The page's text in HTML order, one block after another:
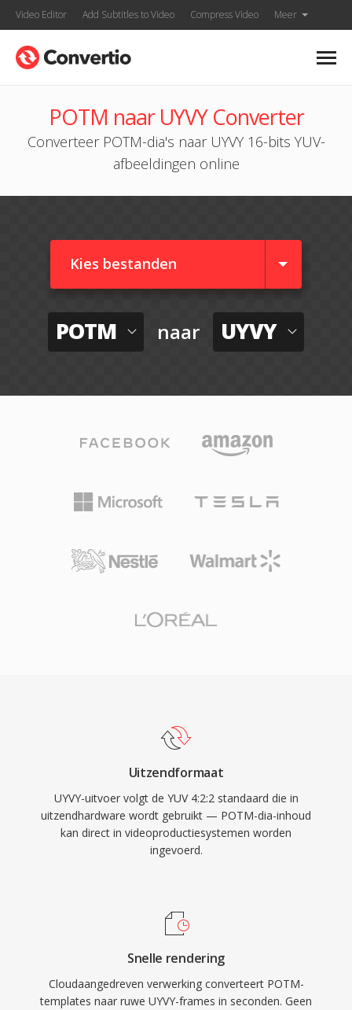
Video Editor Add Subtitles to Video Compress Video Meer
POTM naar UYVY Converter
Converteer POTM-dia's naar UYVY 16-bits YUV-
afbeeldingen online
Kies bestanden
POTM naar UYVY
Uitzendformaat
UYVY-uitvoer volgt de YUV 4:2:2 standaard die in
uitzendhardware wordt gebruikt — POTM-dia-inhoud
kan direct in videoproductiesystemen worden
ingevoerd.
Snelle rendering
Cloudaangedreven verwerking converteert POTM-
templates naar ruwe UYVY-frames in seconden. Geen